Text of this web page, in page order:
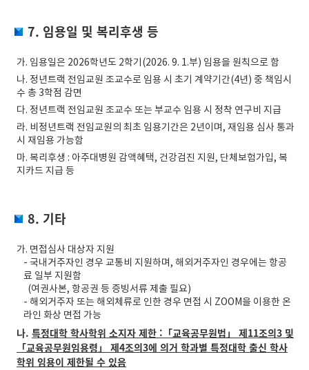
7. 임용일 및 복리후생 등
가. 임용일은 2026학년도 2학기(2026. 9. 1.부) 임용을 원칙으로 함
나. 정년트랙 전임교원 조교수로 임용 시 초기 계약기간(4년) 중 책임시
수 총 3학점 감면
다. 정년트랙 전임교원 조교수 또는 부교수 임용 시 정착 연구비 지급
라. 비정년트랙 전임교원의 최초 임용기간은 2년이며, 재임용 심사 통과
시 재임용 가능함
마. 복리후생 : 아주대병원 감액혜택, 건강검진 지원, 단체보험가입, 복
지카드 지급 등
8. 기타
가. 면접심사 대상자 지원
- 국내거주자인 경우 교통비 지원하며, 해외거주자인 경우에는 항공
료 일부 지원함
(여권사본, 항공권 등 증빙서류 제출 필요)
- 해외거주자 또는 해외체류로 인한 경우 면접 시 ZOOM을 이용한 온
라인 화상 면접 가능
나. 특정대학 학사학위 소지자 제한 :「교육공무원법」 제11조의3 및
「교육공무원임용령」 제4조의3에 의거 학과별 특정대학 출신 학사
학위 임용이 제한될 수 있음